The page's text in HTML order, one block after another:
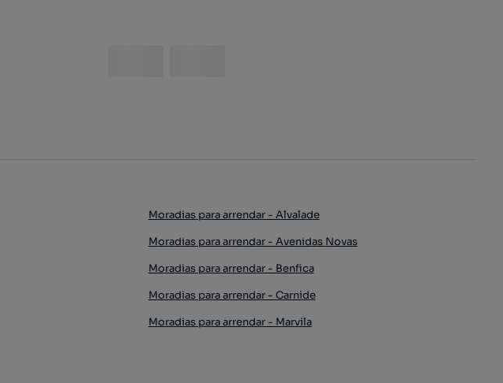
Moradias para arrendar - Alvalade
Moradias para arrendar - Avenidas Novas
Moradias para arrendar - Benfica
Moradias para arrendar - Carnide
Moradias para arrendar - Marvila